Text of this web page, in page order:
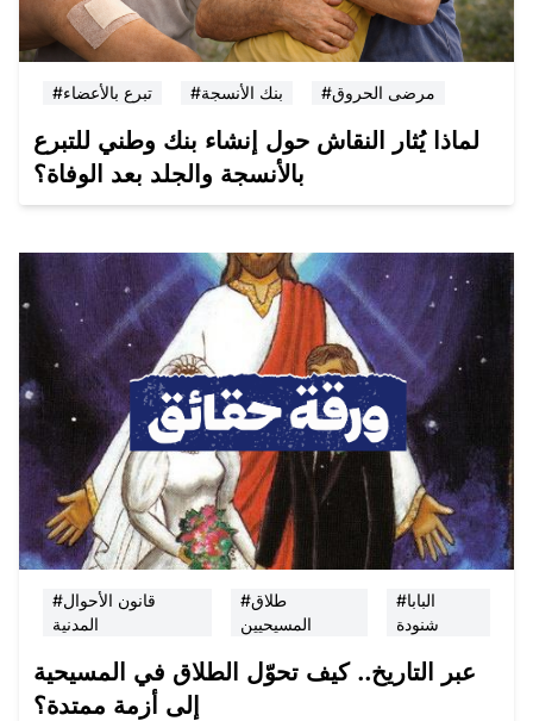
#تبرع بالأعضاء #بنك الأنسجة #مرضى الحروق
لماذا يُثار النقاش حول إنشاء بنك وطني للتبرع
بالأنسجة والجلد بعد الوفاة؟
#قانون الأحوال
المدنية
#طلاق
المسيحيين
#البابا
شنودة
عبر التاريخ.. كيف تحوّل الطلاق في المسيحية
إلى أزمة ممتدة؟